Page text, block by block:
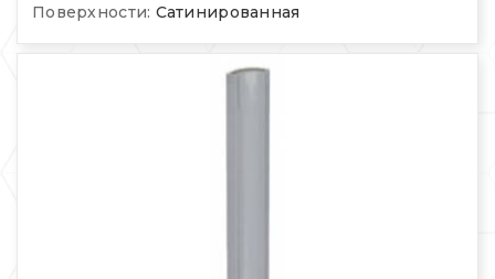
Поверхности: Сатинированная